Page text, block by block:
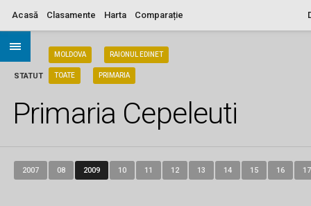
Acasă Clasamente Harta Comparație
STATUT
MOLDOVA RAIONUL EDINET
TOATE PRIMARIA
Primaria Cepeleuti
2007 08 2009 10 11 12 13 14 15 16 17